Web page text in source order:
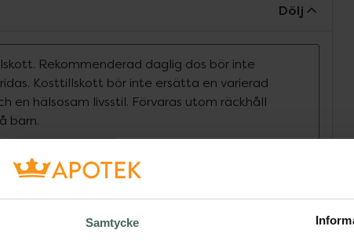
Samtycke
Dölj
Rekommenderad daglig dos bör inte
Kosttillskott bör inte ersätta en varierad
en hälsosam livsstil. Förvaras utom räckhåll
barn.
innehåller en dos D-vitamin som är högre än
dagligt intag (RDI). RDI för D-vitamin är i
mikrogram. Vissa riskgrupper kan behöva 20
mer information se
på naturligt D-vitamin utvunnet från lanolin